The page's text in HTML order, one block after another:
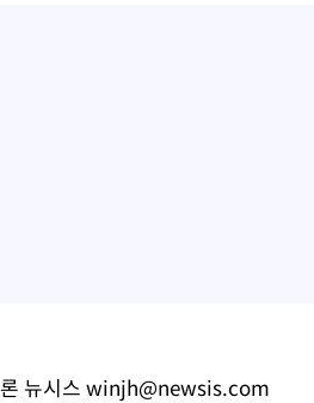
뉴시스 winjh@newsis.com